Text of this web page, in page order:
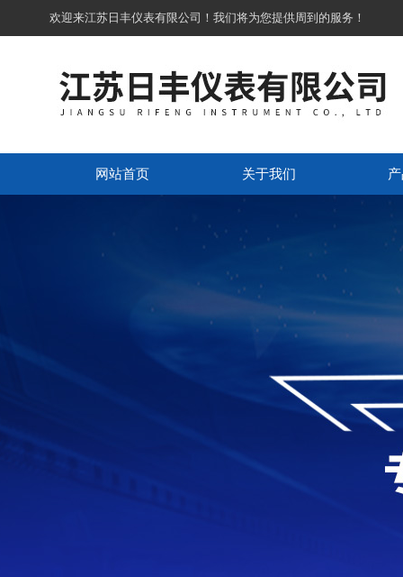
欢迎来江苏日丰仪表有限公司！我们将为您提供周到的服务！
网站首页 关于我们